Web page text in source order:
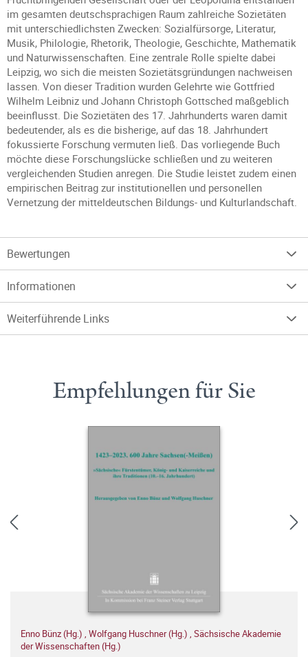
im gesamten deutschsprachigen Raum zahlreiche Sozietäten
mit unterschiedlichsten Zwecken: Sozialfürsorge, Literatur,
Musik, Philologie, Rhetorik, Theologie, Geschichte, Mathematik
und Naturwissenschaften. Eine zentrale Rolle spielte dabei
Leipzig, wo sich die meisten Sozietätsgründungen nachweisen
lassen. Von dieser Tradition wurden Gelehrte wie Gottfried
Wilhelm Leibniz und Johann Christoph Gottsched maßgeblich
beeinflusst. Die Sozietäten des 17. Jahrhunderts waren damit
bedeutender, als es die bisherige, auf das 18. Jahrhundert
fokussierte Forschung vermuten ließ. Das vorliegende Buch
möchte diese Forschungslücke schließen und zu weiteren
vergleichenden Studien anregen. Die Studie leistet zudem einen
empirischen Beitrag zur institutionellen und personellen
Vernetzung der mitteldeutschen Bildungs- und Kulturlandschaft.
Bewertungen
Informationen
Weiterführende Links
Empfehlungen für Sie
Enno Bünz (Hg.) , Wolfgang Huschner (Hg.) , Sächsische Akademie
der Wissenschaften (Hg.)